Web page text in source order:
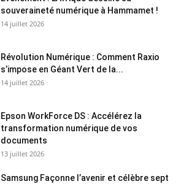
souveraineté numérique à Hammamet !
14 juillet 2026
Révolution Numérique : Comment Raxio
s’impose en Géant Vert de la...
14 juillet 2026
Epson WorkForce DS : Accélérez la
transformation numérique de vos
documents
13 juillet 2026
Samsung Façonne l’avenir et célèbre sept